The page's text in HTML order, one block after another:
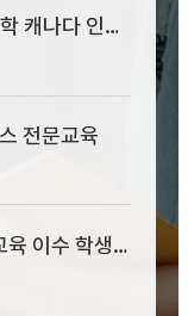
캐나다 인턴
전문교육
이수 학생